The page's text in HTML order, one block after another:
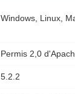
Windows, Linux,
Permis 2,0
5.2.2